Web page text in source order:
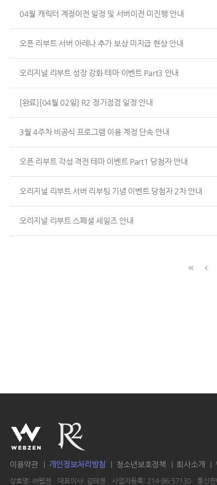
04월 캐릭터 계정이전 일정 및 서버이전 미진행 안내
오픈 리부트 서버 아레나 추가 보상 미지급 현상 안내
오리지널 리부트 성장 강화 테마 이벤트 Part3 안내
[완료][04월 02일] R2 정기점검 일정 안내
3월 4주차 비공식 프로그램 이용 계정 단속 안내
오픈 리부트 각성 격전 테마 이벤트 Part1 당첨자 안내
오리지널 리부트 서버 리부팅 기념 이벤트 당첨자 2차 안내
오리지널 리부트 스페셜 세일즈 안내
이용약관 개인정보처리방침 청소년보호정책 회사소개
상호명: ㈜웹젠 대표이사: 김태영 사업자등록: 214-86-57130
통신